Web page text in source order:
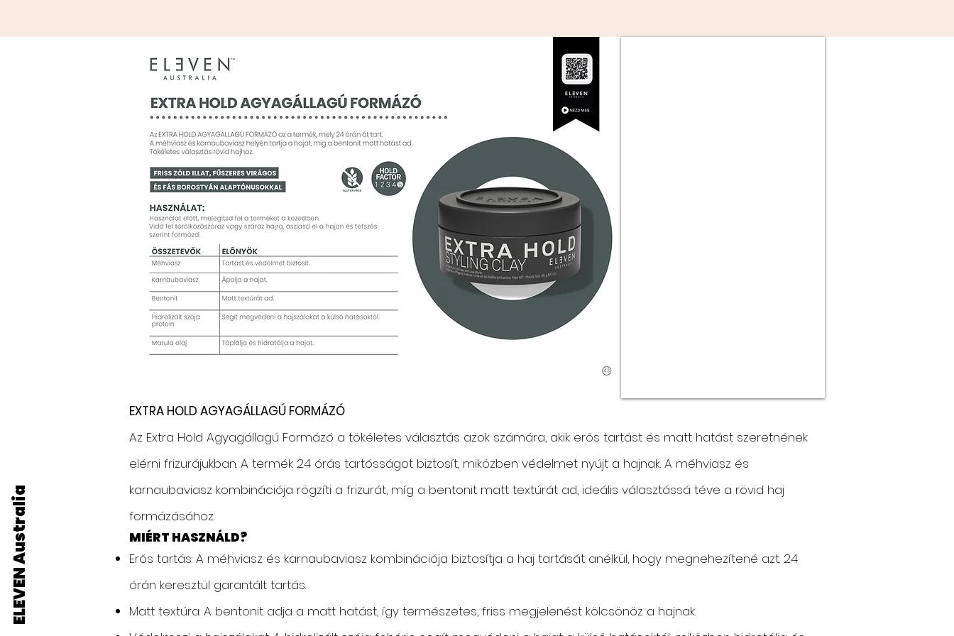
ELEVEN Australia
EXTRA HOLD AGYAGÁLLAGÚ FORMÁZÓ
Az Extra Hold Agyagállagú Formázó a tökéletes választás azok számára, akik erős tartást és matt hatást szeretnének
elérni frizurájukban. A termék 24 órás tartósságot biztosít, miközben védelmet nyújt a hajnak. A méhviasz és
karnaubaviasz kombinációja rögzíti a frizurát, míg a bentonit matt textúrát ad, ideális választássá téve a rövid haj
formázásához.
MIÉRT HASZNÁLD?
Erős tartás: A méhviasz és karnaubaviasz kombinációja biztosítja a haj tartását anélkül, hogy megnehezítené azt. 24
órán keresztül garantált tartás.
Matt textúra: A bentonit adja a matt hatást, így természetes, friss megjelenést kölcsönöz a hajnak.